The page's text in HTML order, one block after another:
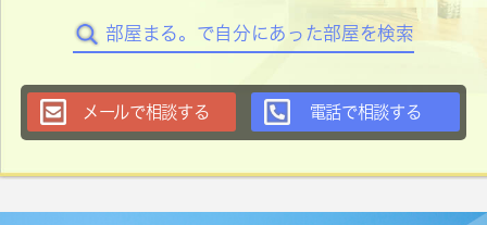
部屋まる。で自分にあった部屋を検索
メールで相談する 電話で相談する